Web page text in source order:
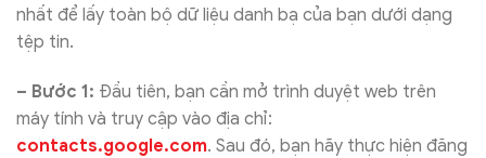
nhất để lấy toàn bộ dữ liệu danh bạ của bạn dưới dạng
tệp tin.
– Bước 1: Đầu tiên, bạn cần mở trình duyệt web trên
máy tính và truy cập vào địa chỉ:
contacts.google.com. Sau đó, bạn hãy thực hiện đăng